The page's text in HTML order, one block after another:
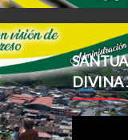
DIVINA